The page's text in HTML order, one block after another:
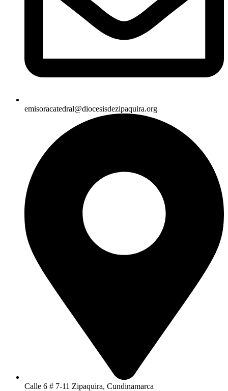
emisoracatedral@diocesisdezipaquira.org
Calle 6 # 7-11 Zipaquira, Cundinamarca